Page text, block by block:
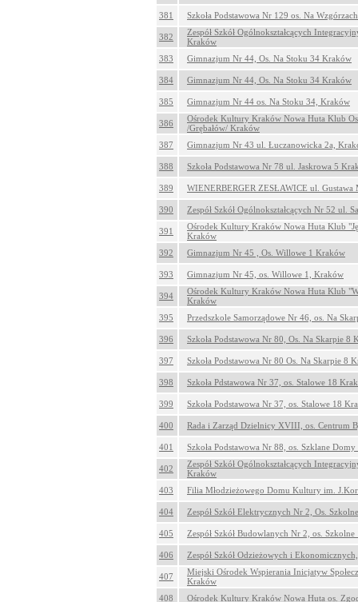
381 Szkoła Podstawowa Nr 129 os. Na
382
Zespół Szkół Ogólnokształcących
Kraków
383
Gimnazjum Nr 44, Os. Na Stoku 34 Kraków
384 Gimnazjum Nr 44, Os. Na Stoku 34 Kraków
385 Gimnazjum Nr 44 os. Na Stoku 34, Kraków
386
Ośrodek Kultury Kraków Nowa Huta Klub
/Grębałów/ Kraków
387
Gimnazjum Nr 43 ul. Łuczanowicka 2a,
388 Szkoła Podstawowa Nr 78 ul. Jaskrowa 5
389 WIENERBERGER ZESŁAWICE ul.
390 Zespół Szkół Ogólnokształcących Nr 52 ul.
391
Ośrodek Kultury Kraków Nowa Huta Klub
Kraków
392
Gimnazjum Nr 45 , Os. Willowe 1 Kraków
393 Gimnazjum Nr 45, os. Willowe 1, Kraków
394
Ośrodek Kultury Kraków Nowa Huta Klub
Kraków
395
Przedszkole Samorządowe Nr 46, os. Na
396 Szkoła Podstawowa Nr 80, Os. Na Skarpie 8
397 Szkoła Podstawowa Nr 80 Os. Na Skarpie 8
398 Szkoła Pdstawowa Nr 37, os. Stalowe 18
399 Szkoła Podstawowa Nr 37, os. Stalowe 18
400 Rada i Zarząd Dzielnicy XVIII, os. Centrum
401 Szkoła Podstawowa Nr 88, os. Szklane
402
Zespół Szkół Ogólnokształcących
Kraków
403
Filia Młodzieżowego Domu Kultury im.
404 Zespół Szkół Elektrycznych Nr 2, Os.
405 Zespół Szkół Budowlanych Nr 2, os.
406 Zespół Szkół Odzieżowych i
407
Miejski Ośrodek Wspierania Inicjatyw
Kraków
408
Ośrodek Kultury Kraków Nowa Huta os.